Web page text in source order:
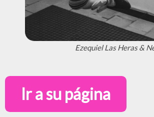
Ezequiel Las Heras &
Ir a su página